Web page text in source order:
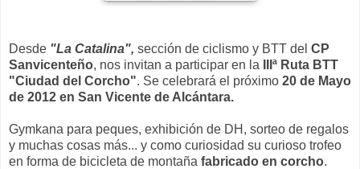
Desde "La Catalina", sección de ciclismo y BTT del CP
Sanvicenteño, nos invitan a participar en la
IIIª Ruta BTT
"Ciudad del Corcho". Se celebrará el próximo 20 de Mayo
de 2012 en San Vicente de Alcántara.
Gymkana para peques, exhibición de DH, sorteo de regalos
y muchas cosas más... y como curiosidad su curioso trofeo
en forma de bicicleta de montaña fabricado en corcho.